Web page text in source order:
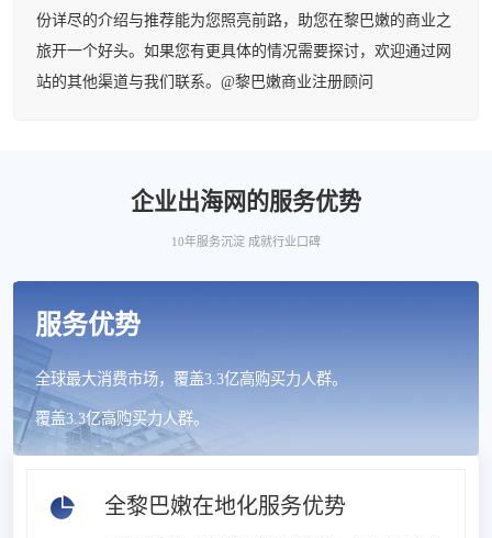
份详尽的介绍与推荐能为您照亮前路，助您在黎巴嫩的商业之
旅开一个好头。如果您有更具体的情况需要探讨，欢迎通过网
站的其他渠道与我们联系。@黎巴嫩商业注册顾问
企业出海网的服务优势
10年服务沉淀 成就行业口碑
服务优势
全球最大消费市场，覆盖3.3亿高购买力人群。
覆盖3.3亿高购买力人群。
全黎巴嫩在地化服务优势